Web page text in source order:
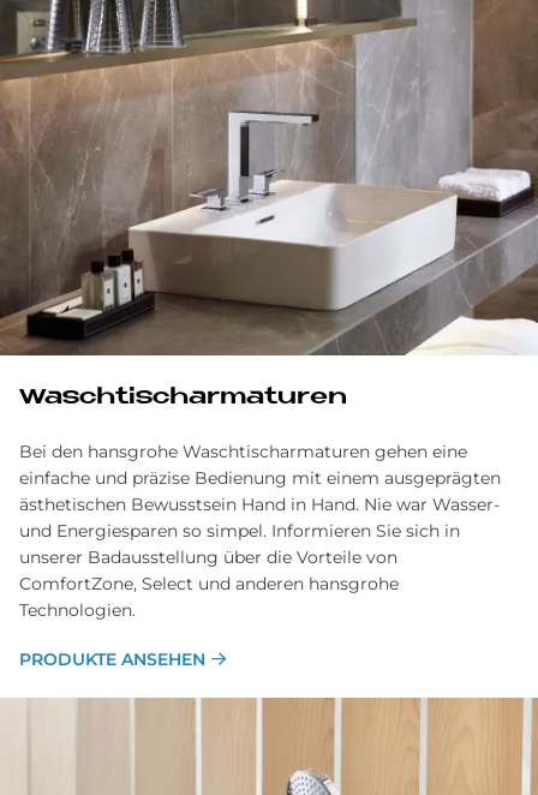
Waschtischarmaturen
Bei den hansgrohe Waschtischarmaturen gehen eine
einfache und präzise Bedienung mit einem ausgeprägten
ästhetischen Bewusstsein Hand in Hand. Nie war Wasser-
und Energiesparen so simpel. Informieren Sie sich in
unserer Badausstellung über die Vorteile von
ComfortZone, Select und anderen hansgrohe
Technologien.
PRODUKTE ANSEHEN